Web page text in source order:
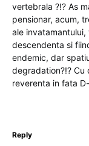
vertebrala ?!? As
pensionar, acum,
ale
descendenta si
endemic, dar
degradation?!? Cu
reverenta in fata
Reply